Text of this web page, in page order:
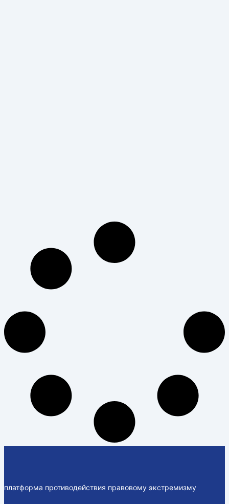
платформа противодействия правовому экстремизму